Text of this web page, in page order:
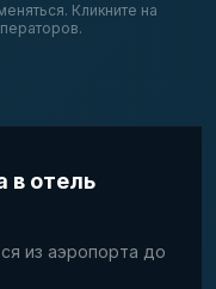
Кликните на
в отель
из аэропорта до